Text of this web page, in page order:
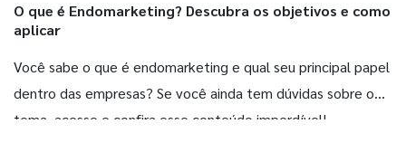
O que é Endomarketing? Descubra os objetivos e como
aplicar
Você sabe o que é endomarketing e qual seu principal papel
dentro das empresas? Se você ainda tem dúvidas sobre o
tema, acesse e confira esse conteúdo imperdível!